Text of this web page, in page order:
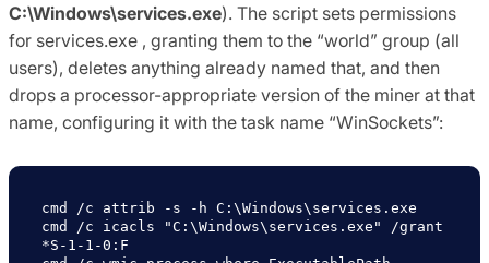
C:\Windows\services.exe). The script sets permissions
for services.exe , granting them to the “world” group (all
users), deletes anything already named that, and then
drops a processor-appropriate version of the miner at that
name, configuring it with the task name “WinSockets”:
cmd /c attrib -s -h C:\Windows\services.exe
cmd /c icacls "C:\Windows\services.exe" /grant
*S-1-1-0:F